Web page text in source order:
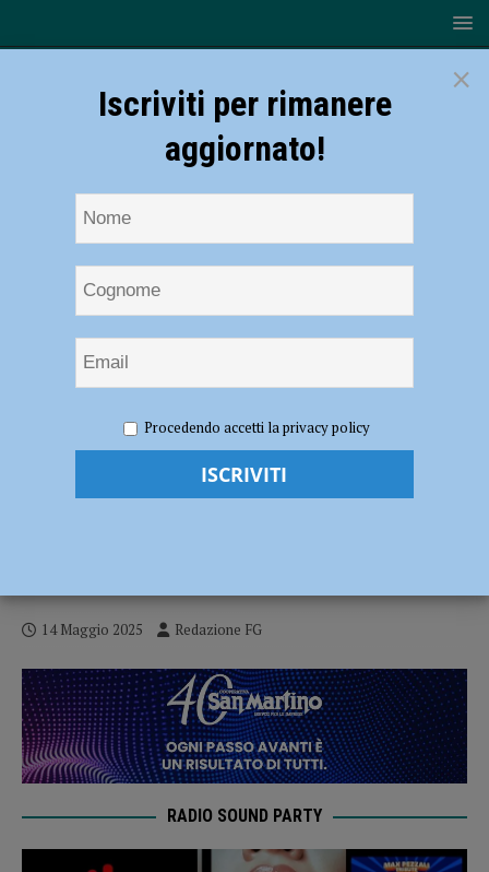
Sorprendono il ladro nel loro negozio in piena notte, marito e moglie
accoltellati in via Torricella: indagini in corso
Sorprendono il ladro nel loro negozio in
14 Maggio 2025 Redazione FG
RADIO SOUND PARTY
×
Iscriviti per rimanere
aggiornato!
Procedendo accetti la privacy policy